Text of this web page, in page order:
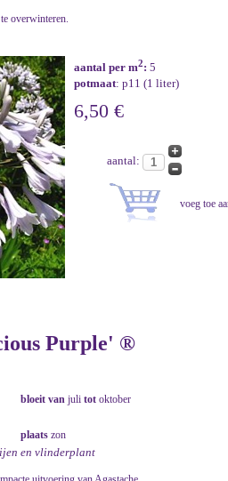
overwinteren.
aantal per m2: 5
potmaat: p11 (1 liter)
6,50 €
aantal:
Purple' ®
bloeit van juli tot oktober
plaats zon
en vlinderplant